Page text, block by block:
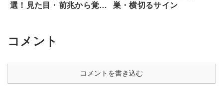
選！見た目・前兆から覚醒
巣・横切るサイン
コメント
コメントを書き込む